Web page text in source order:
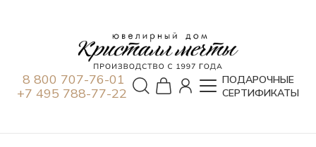
8 800 707-76-01
+7 495 788-77-22
ПОДАРОЧНЫЕ
СЕРТИФИКАТЫ